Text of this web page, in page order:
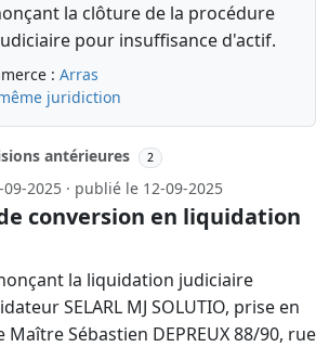
la clôture de la procédure
pour insuffisance d'actif.
: Arras
juridiction
antérieures 2
2025 · publié le 12-09-2025
conversion en liquidation
la liquidation judiciaire
SELARL MJ SOLUTIO, prise en
Maître Sébastien DEPREUX 88/90, rue